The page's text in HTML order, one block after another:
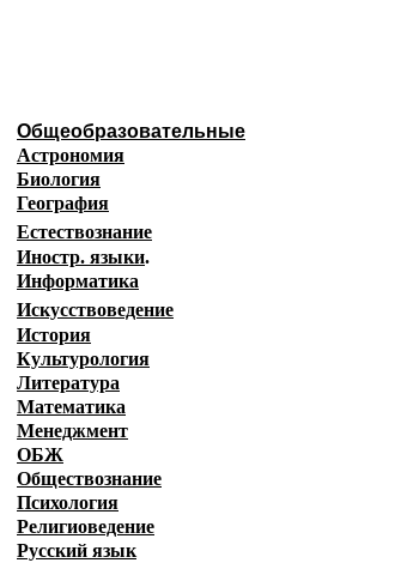
Общеобразовательные
Астрономия
Биология
География
Естествознание
Иностр. языки.
Информатика
Искусствоведение
История
Культурология
Литература
Математика
Менеджмент
ОБЖ
Обществознание
Психология
Религиоведение
Русский язык